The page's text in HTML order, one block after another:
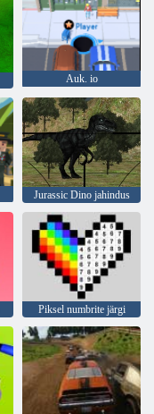
Auk. io
Jurassic Dino jahindus
Piksel numbrite järgi